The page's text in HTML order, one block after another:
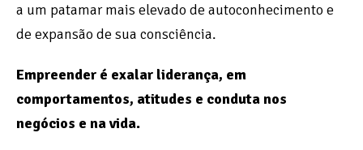
a um patamar mais elevado de autoconhecimento e
de expansão de sua consciência.
Empreender é exalar liderança, em
comportamentos, atitudes e conduta nos
negócios e na vida.